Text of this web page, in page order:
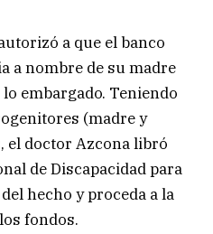
a que el banco
a nombre de su madre
embargado. Teniendo
(madre y
el doctor Azcona libró
de Discapacidad para
hecho y proceda a la
fondos.